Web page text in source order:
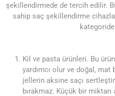
şekillendirmede de tercih edilir.
sahip saç şekillendirme
kategoride
Kil ve pasta ürünleri. Bu
yardımcı olur ve doğal,
jellerin aksine saçı
bırakmaz. Küçük bir